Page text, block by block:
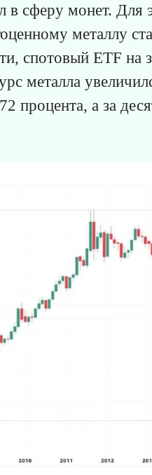
сферу монет. Для
металлу
спотовый ETF на
металла
процента, а за